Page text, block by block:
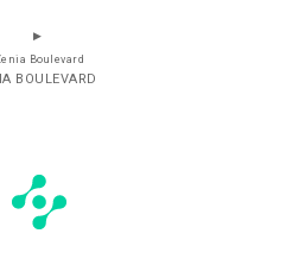
Boulevard
BOULEVARD